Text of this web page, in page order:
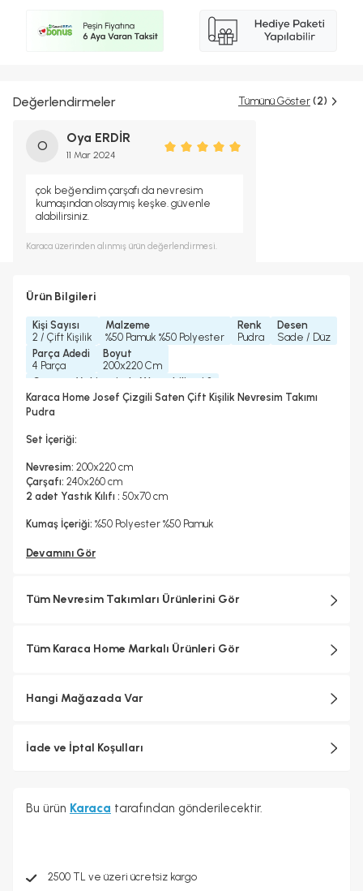
Değerlendirmeler Tümünü Göster (2)
O
Oya ERDİR
11 Mar 2024
çok beğendim çarşafı da nevresim
kumaşından olsaymış keşke. güvenle
alabilirsiniz.
Karaca üzerinden alınmış ürün değerlendirmesi.
Ürün Bilgileri
Kişi Sayısı
2 / Çift Kişilik
Malzeme
%50 Pamuk %50 Polyester
Renk
Pudra
Desen
Sade / Düz
Parça Adedi
4 Parça
Boyut
200x220 Cm
Çamaşır Makinesinde Yıkanabilir mi ?
Evet
Kurutma Makinesinde Kurutulabilir mi ?
Kuru Temizleme Yapılabilir
Karaca Home Josef Çizgili Saten Çift Kişilik Nevresim Takımı
Pudra
Set İçeriği:
Nevresim: 200x220 cm
Çarşafı: 240x260 cm
2 adet Yastık Kılıfı : 50x70 cm
Kumaş İçeriği: %50 Polyester %50 Pamuk
Devamını Gör
Tüm Nevresim Takımları Ürünlerini Gör
Tüm Karaca Home Markalı Ürünleri Gör
Hangi Mağazada Var
İade ve İptal Koşulları
Bu ürün Karaca tarafından gönderilecektir.
2500 TL ve üzeri ücretsiz kargo